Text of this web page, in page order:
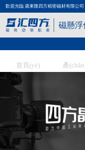
歡迎光臨 廣東匯四方精密磁材有限公
磁懸浮
首頁(yè) 產